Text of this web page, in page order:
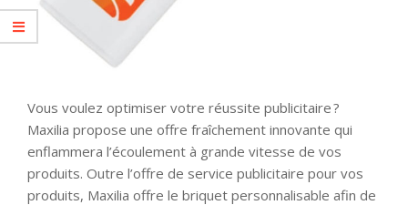
Vous voulez optimiser votre réussite publicitaire ?
Maxilia propose une offre fraîchement innovante qui
enflammera l’écoulement à grande vitesse de vos
produits. Outre l’offre de service publicitaire pour vos
produits, Maxilia offre le briquet personnalisable afin de